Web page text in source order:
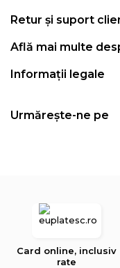
Retur și suport
Află mai multe
Informații legale
Urmărește-ne pe
Card online, inclusiv
rate